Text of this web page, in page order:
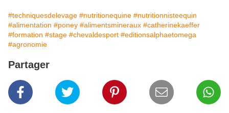
#techniquesdelevage #nutritionequine #nutritionnisteequin
#alimentation #poney #alimentsmineraux #catherinekaeffer
#formation #stage #chevaldesport #editionsalphaetomega
#agronomie
Partager